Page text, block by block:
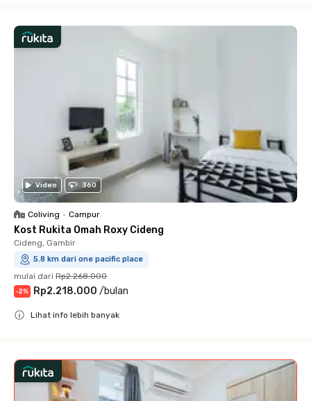
Video 360
Coliving • Campur
Kost Rukita Omah Roxy Cideng
Cideng, Gambir
5.8 km dari one pacific place
mulai dari Rp2.268.000
-2% Rp2.218.000 /bulan
Lihat info lebih banyak